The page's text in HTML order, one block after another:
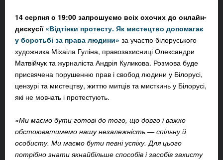
14 серпня о 19:00 запрошуємо всіх охочих до онлайн-
дискусії «Відтінки протесту. Як мистецтво допомагає
у боротьбі за права людини» за участю білоруського
художника Міхаіла Гуліна, правозахисниці Олександри
Матвійчук та журналіста Андрія Куликова. Розмова буде
присвячена порушенню прав і свобод людини у Білорусі,
цензурі та мистецтву, життю митців та мисткинь у Білорусі,
які не мовчать і протестують.
«Ми маємо бути готові до того, що довго і важко
обстоюватимемо нашу незалежність — спільну й
особисту. Ми маємо бути певні успіху. Для цього
потрібно знати якнайбільше способів і засобів захисту